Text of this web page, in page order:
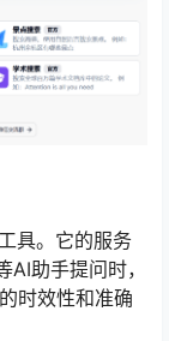
具。它的服务
AI助手提问时，
时效性和准确